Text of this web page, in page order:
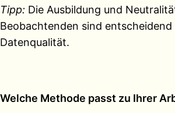
Tipp: Die Ausbildung und
Beobachtenden sind
Datenqualität.
Welche Methode passt zu Ihrer